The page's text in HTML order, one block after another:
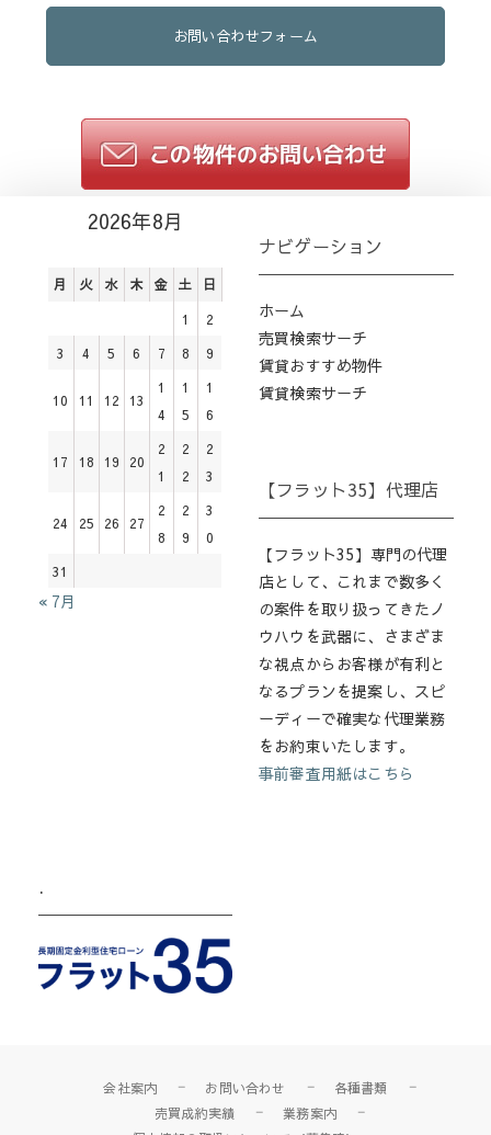
お問い合わせフォーム
2026年8月
月 火 水 木 金 土 日
1
2
3
4 5 6 7 8 9
10 11 12 13
1
4
1
5
1
6
17 18 19 20
2
1
2
2
2
3
24 25 26 27
2
8
2
9
3
0
31
« 7月
ナビゲーション
ホーム
売買検索サーチ
賃貸おすすめ物件
賃貸検索サーチ
【フラット35】代理店
【フラット35】専門の代理
店として、これまで数多く
の案件を取り扱ってきたノ
ウハウを武器に、さまざま
な視点からお客様が有利と
なるプランを提案し、スピ
ーディーで確実な代理業務
をお約束いたします。
事前審査用紙はこちら
.
会社案内 お問い合わせ
各種書類
売買成約実績
業務案内